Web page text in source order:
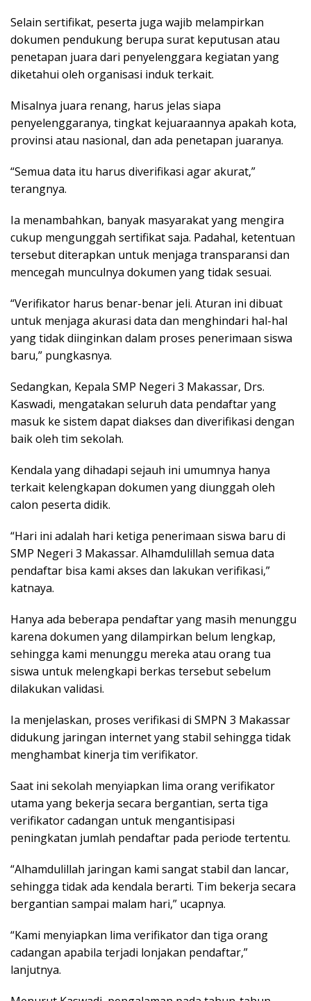
Selain sertifikat, peserta juga wajib melampirkan
dokumen pendukung berupa surat keputusan atau
penetapan juara dari penyelenggara kegiatan yang
diketahui oleh organisasi induk terkait.
Misalnya juara renang, harus jelas siapa
penyelenggaranya, tingkat kejuaraannya apakah kota,
provinsi atau nasional, dan ada penetapan juaranya.
“Semua data itu harus diverifikasi agar akurat,”
terangnya.
Ia menambahkan, banyak masyarakat yang mengira
cukup mengunggah sertifikat saja. Padahal, ketentuan
tersebut diterapkan untuk menjaga transparansi dan
mencegah munculnya dokumen yang tidak sesuai.
“Verifikator harus benar-benar jeli. Aturan ini dibuat
untuk menjaga akurasi data dan menghindari hal-hal
yang tidak diinginkan dalam proses penerimaan siswa
baru,” pungkasnya.
Sedangkan, Kepala SMP Negeri 3 Makassar, Drs.
Kaswadi, mengatakan seluruh data pendaftar yang
masuk ke sistem dapat diakses dan diverifikasi dengan
baik oleh tim sekolah.
Kendala yang dihadapi sejauh ini umumnya hanya
terkait kelengkapan dokumen yang diunggah oleh
calon peserta didik.
“Hari ini adalah hari ketiga penerimaan siswa baru di
SMP Negeri 3 Makassar. Alhamdulillah semua data
pendaftar bisa kami akses dan lakukan verifikasi,”
katnaya.
Hanya ada beberapa pendaftar yang masih menunggu
karena dokumen yang dilampirkan belum lengkap,
sehingga kami menunggu mereka atau orang tua
siswa untuk melengkapi berkas tersebut sebelum
dilakukan validasi.
Ia menjelaskan, proses verifikasi di SMPN 3 Makassar
didukung jaringan internet yang stabil sehingga tidak
menghambat kinerja tim verifikator.
Saat ini sekolah menyiapkan lima orang verifikator
utama yang bekerja secara bergantian, serta tiga
verifikator cadangan untuk mengantisipasi
peningkatan jumlah pendaftar pada periode tertentu.
“Alhamdulillah jaringan kami sangat stabil dan lancar,
sehingga tidak ada kendala berarti. Tim bekerja secara
bergantian sampai malam hari,” ucapnya.
“Kami menyiapkan lima verifikator dan tiga orang
cadangan apabila terjadi lonjakan pendaftar,”
lanjutnya.